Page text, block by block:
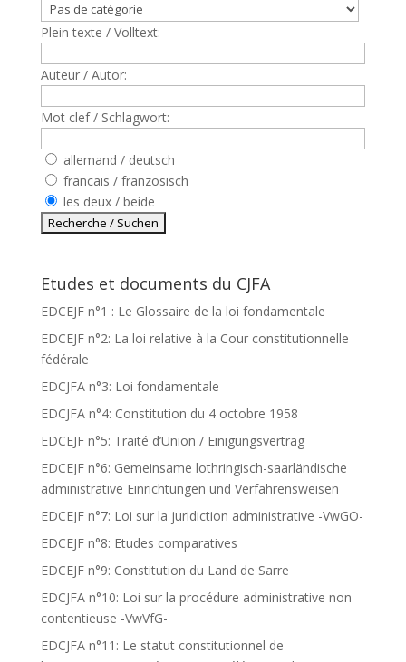
Plein texte / Volltext:
Auteur / Autor:
Mot clef / Schlagwort:
allemand / deutsch
francais / französisch
les deux / beide
Etudes et documents du CJFA
EDCEJF n°1 : Le Glossaire de la loi fondamentale
EDCEJF n°2: La loi relative à la Cour constitutionnelle
fédérale
EDCJFA n°3: Loi fondamentale
EDCJFA n°4: Constitution du 4 octobre 1958
EDCEJF n°5: Traité d’Union / Einigungsvertrag
EDCEJF n°6: Gemeinsame lothringisch-saarländische
administrative Einrichtungen und Verfahrensweisen
EDCEJF n°7: Loi sur la juridiction administrative -VwGO-
EDCEJF n°8: Etudes comparatives
EDCEJF n°9: Constitution du Land de Sarre
EDCJFA n°10: Loi sur la procédure administrative non
contentieuse -VwVfG-
EDCJFA n°11: Le statut constitutionnel de